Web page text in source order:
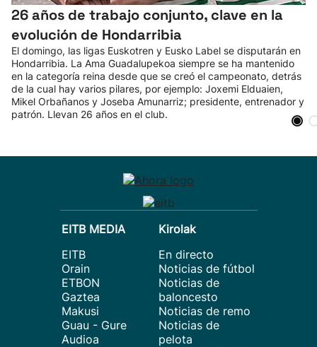
26 años de trabajo conjunto, clave en la
evolución de Hondarribia
El domingo, las ligas Euskotren y Eusko Label se disputarán en
Hondarribia. La Ama Guadalupekoa siempre se ha mantenido
en la categoría reina desde que se creó el campeonato, detrás
de la cual hay varios pilares, por ejemplo: Joxemi Elduaien,
Mikel Orbañanos y Joseba Amunarriz; presidente, entrenador y
patrón. Llevan 26 años en el club.
EITB MEDIA
EITB
Orain
ETBON
Gaztea
Makusi
Guau - Gure
Audioa
Kirolak
En directo
Noticias de fútbol
Noticias de
baloncesto
Noticias de remo
Noticias de
pelota